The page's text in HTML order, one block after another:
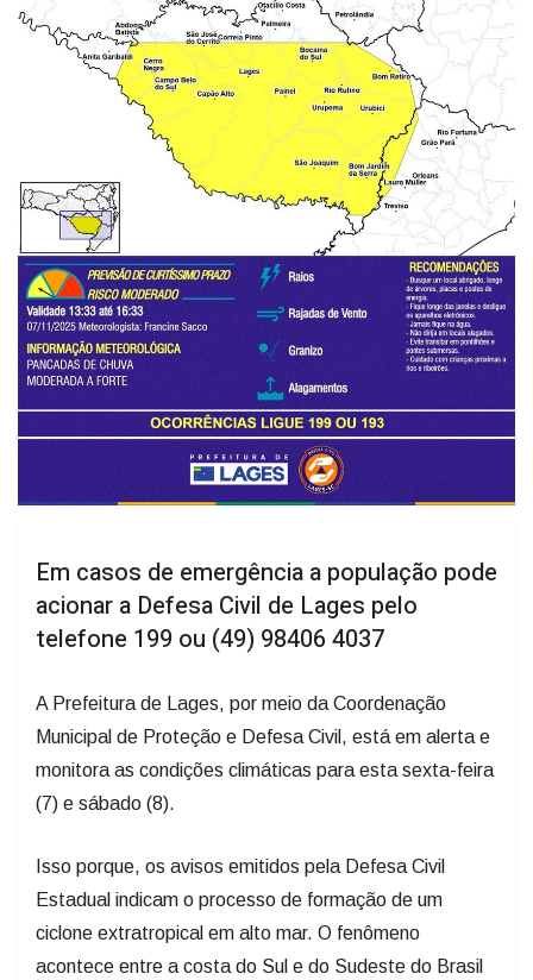
acionar a Defesa Civil de Lages pelo
telefone 199 ou (49) 98406 4037
Municipal de Proteção e Defesa Civil, está em alerta e
monitora as condições climáticas para esta sexta-feira
(7) e sábado (8).
Estadual indicam o processo de formação de um
ciclone extratropical em alto mar. O fenômeno
acontece entre a costa do Sul e do Sudeste do Brasil
e favorece o desenvolvimento de temporais com